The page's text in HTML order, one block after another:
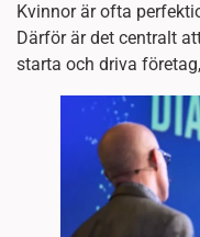
Kvinnor är ofta
Därför är det centralt
starta och driva